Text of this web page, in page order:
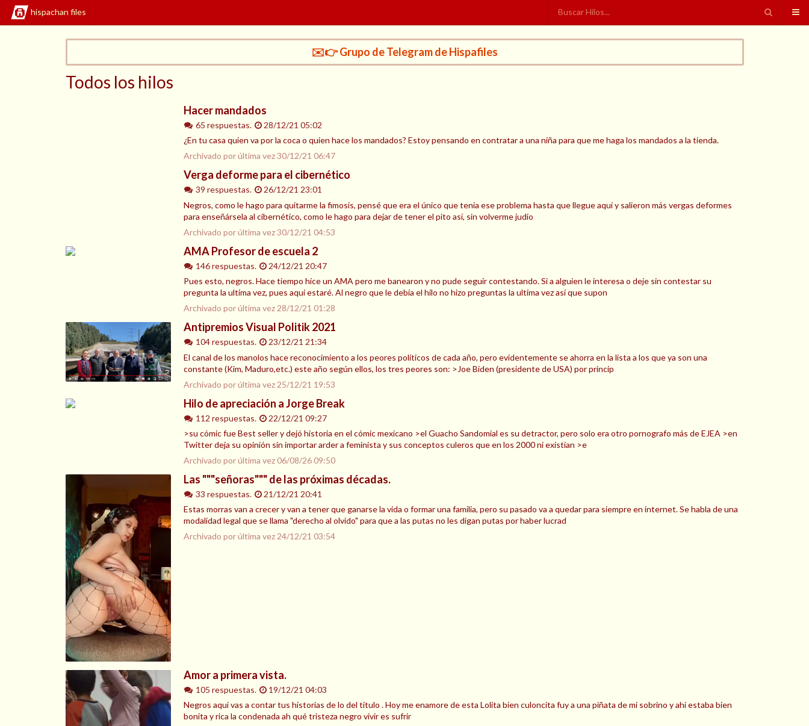
hispachan files
✉️👉 Grupo de Telegram de Hispafiles
Todos los hilos
Hacer mandados
65 respuestas.
28/12/21 05:02
¿En tu casa quien va por la coca o quien hace los mandados? Estoy pensando en contratar a una niña para que me haga los mandados a la tienda.
Archivado por última vez30/12/21 06:47
Verga deforme para el cibernético
39 respuestas.
26/12/21 23:01
Negros, como le hago para quitarme la fimosis, pensé que era el único que tenía ese problema hasta que llegue aquí y salieron más vergas deformes
para enseñársela al cibernético, como le hago para dejar de tener el pito así, sin volverme judio
Archivado por última vez30/12/21 04:53
AMA Profesor de escuela 2
146 respuestas.
24/12/21 20:47
Pues esto, negros. Hace tiempo hice un AMA pero me banearon y no pude seguir contestando. Si a alguien le interesa o deje sin contestar su
pregunta la ultima vez, pues aquí estaré. Al negro que le debía el hilo no hizo preguntas la ultima vez así que supon
Archivado por última vez 28/12/21 01:28
Antipremios Visual Politik 2021
104 respuestas.
23/12/21 21:34
El canal de los manolos hace reconocimiento a los peores políticos de cada año, pero evidentemente se ahorra en la lista a los que ya son una
constante (Kim, Maduro,etc.) este año según ellos, los tres peores son: >Joe Biden (presidente de USA) por princip
Archivado por última vez 25/12/21 19:53
Hilo de apreciación a Jorge Break
112 respuestas.
22/12/21 09:27
>su cómic fue Best seller y dejó historia en el cómic mexicano >el Guacho Sandomial es su detractor, pero solo era otro pornografo más de EJEA >en
Twitter deja su opinión sin importar arder a feminista y sus conceptos culeros que en los 2000 ni existían >e
Archivado por última vez06/08/26 09:50
Las """señoras""" de las próximas décadas.
33 respuestas.
21/12/21 20:41
Estas morras van a crecer y van a tener que ganarse la vida o formar una familia, pero su pasado va a quedar para siempre en internet. Se habla de una
modalidad legal que se llama "derecho al olvido" para que a las putas no les digan putas por haber lucrad
Archivado por última vez 24/12/21 03:54
Amor a primera vista.
105 respuestas.
19/12/21 04:03
Negros aquí vas a contar tus historias de lo del título . Hoy me enamore de esta Lolita bien culoncita fuy a una piñata de mi sobrino y ahí estaba bien
bonita y rica la condenada ah qué tristeza negro vivir es sufrir